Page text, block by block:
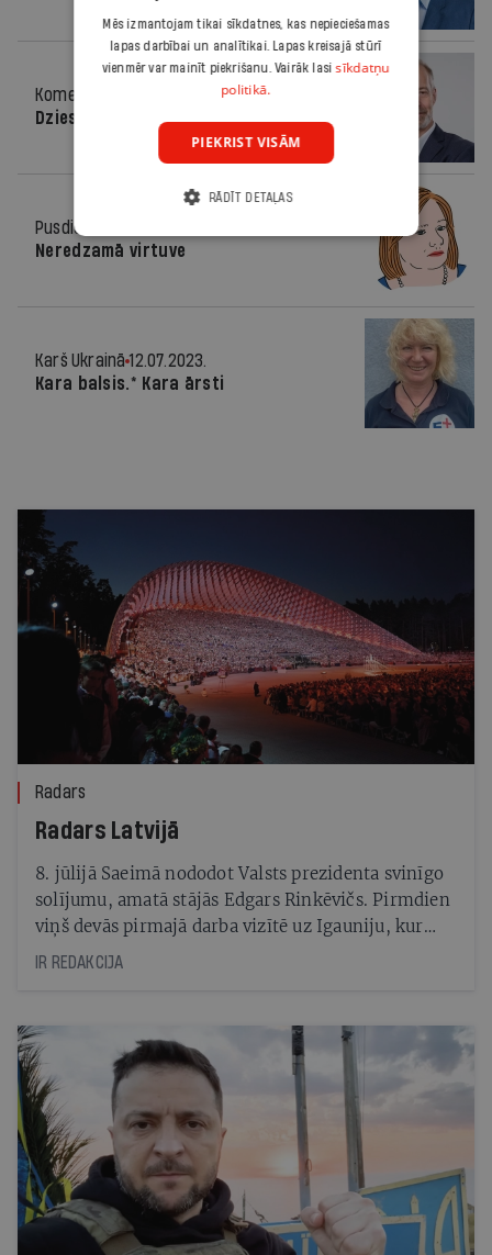
Komentārs
Dziesmas spēks
Pusdienās
Neredzamā virtuve
Karš Ukrainā 12.07.2023.
Kara balsis.* Kara ārsti
Radars
Radars Latvijā
8. jūlijā Saeimā nododot Valsts prezidenta svinīgo
solījumu, amatā stājās Edgars Rinkēvičs. Pirmdien
viņš devās pirmajā darba vizītē uz Igauniju, kur
tikās ar prezidentu Alaru Karisu, premjerministri
(JV).
IR REDAKCIJA
Mēs izmantojam tikai sīkdatnes, kas nepieciešamas
lapas darbībai un analītikai. Lapas kreisajā stūrī
vienmēr var mainīt piekrišanu. Vairāk lasisīkdatņu
politikā.
PIEKRIST VISĀM
RĀDĪT DETAĻAS